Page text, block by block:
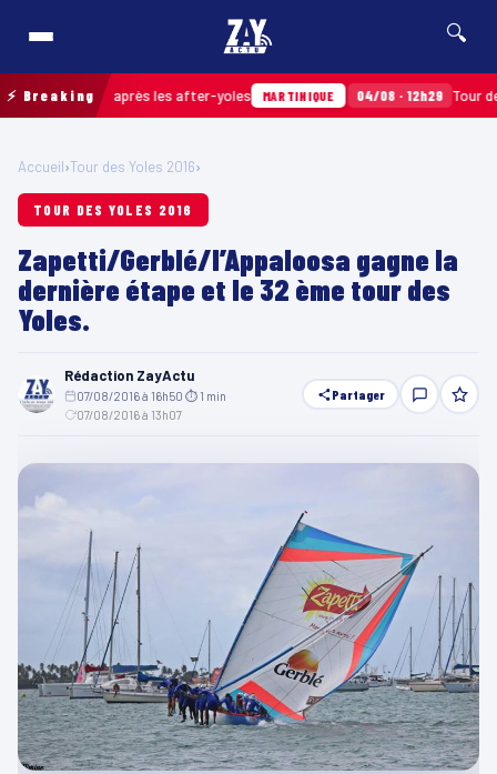
🔍
⚡ Breaking
ramassés après les after-yoles MARTINIQUE 04/08 · 12h29 Tour des
Accueil›Tour des Yoles 2016›
TOUR DES YOLES 2016
Zapetti/Gerblé/l’Appaloosa gagne la
dernière étape et le 32 ème tour des
Yoles.
Rédaction ZayActu
07/08/2016 à 16h50 ⏱ 1 min
07/08/2016 à 13h07
Partager